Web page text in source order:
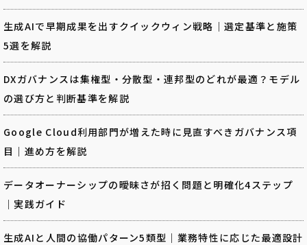
生成AIで早期成果を出すクイックウィン戦略｜選定基準と施策
5選を解説
DXガバナンスは集権型・分散型・連邦型のどれが最適？モデル
の選び方と判断基準を解説
Google Cloud利用部門が増えた時に見直すべきガバナンス項
目｜進め方を解説
データオーナーシップの曖昧さが招く問題と明確化4ステップ
｜実践ガイド
生成AIと人間の協働パターン5類型｜業務特性に応じた最適設計